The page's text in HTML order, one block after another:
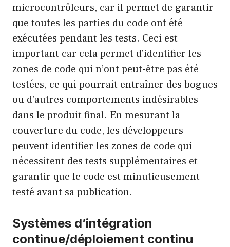
microcontrôleurs, car il permet de garantir
que toutes les parties du code ont été
exécutées pendant les tests. Ceci est
important car cela permet d’identifier les
zones de code qui n’ont peut-être pas été
testées, ce qui pourrait entraîner des bogues
ou d’autres comportements indésirables
dans le produit final. En mesurant la
couverture du code, les développeurs
peuvent identifier les zones de code qui
nécessitent des tests supplémentaires et
garantir que le code est minutieusement
testé avant sa publication.
Systèmes d’intégration
continue/déploiement continu